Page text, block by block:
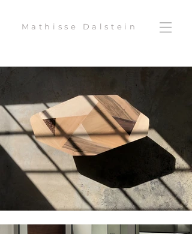
Mathisse Dalstein